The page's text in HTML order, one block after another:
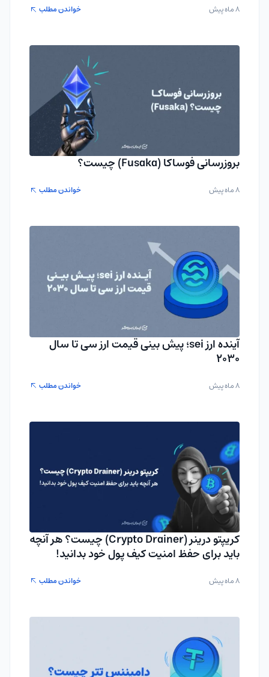
8 ماه پیش خواندن مطلب
بروزرسانی فوساکا (Fusaka) چیست؟
8 ماه پیش خواندن مطلب
آینده ارز sei؛ پیش بینی قیمت ارز سی تا سال
۲۰۳۰
8 ماه پیش خواندن مطلب
کریپتو درینر (Crypto Drainer) چیست؟ هر آنچه
باید برای حفظ امنیت کیف پول خود بدانید!
8 ماه پیش خواندن مطلب